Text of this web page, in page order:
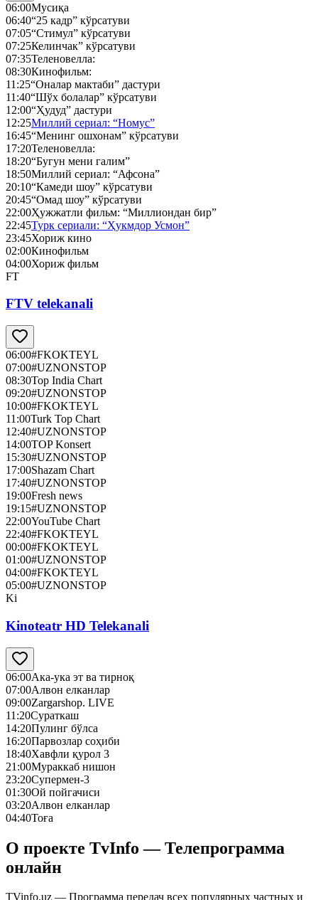
06:00Мусиқа
06:40“25 кадр” кўрсатуви
07:05“Стимул” кўрсатуви
07:25Келинчак” кўрсатуви
07:35Теленовелла:
08:30Кинофильм:
11:25“Оналар мактаби” дастури
11:40“Шўх болалар” кўрсатуви
12:00“Ҳудуд” дастури
12:25Миллий сериал: “Номус”
16:45“Менинг ошхонам” кўрсатуви
17:20Теленовелла:
18:20“Бугун мени галим”
18:50Миллий сериал: “Афсона”
20:10“Камеди шоу” кўрсатуви
20:45“Омад шоу” кўрсатуви
22:00Ҳужжатли фильм: “Миллиондан бир”
22:45Турк сериали: “Ҳукмдор Усмон”
23:45Хориж кино
02:00Кинофильм
04:00Хориж фильм
FT
FTV telekanali
06:00#FKOKTEYL
07:00#UZNONSTOP
08:30Top India Chart
09:20#UZNONSTOP
10:00#FKOKTEYL
11:00Turk Top Chart
12:40#UZNONSTOP
14:00TOP Konsert
15:30#UZNONSTOP
17:00Shazam Chart
17:40#UZNONSTOP
19:00Fresh news
19:15#UZNONSTOP
22:00YouTube Chart
22:40#FKOKTEYL
00:00#FKOKTEYL
01:00#UZNONSTOP
04:00#FKOKTEYL
05:00#UZNONSTOP
Ki
Kinoteatr HD Telekanali
06:00Ака-ука эт ва тирноқ
07:00Алвон елканлар
09:00Zargarshop. LIVE
11:20Сураткаш
14:20Пулинг бўлса
16:20Парвозлар соҳиби
18:40Хавфли қурол 3
21:00Мураккаб нишон
23:20Супермен-3
01:30Ой пойгачиси
03:20Алвон елканлар
04:40Тоға
О проекте TvInfo — Телепрограмма
онлайн
TVinfo.uz — Программа передач всех популярных частных и